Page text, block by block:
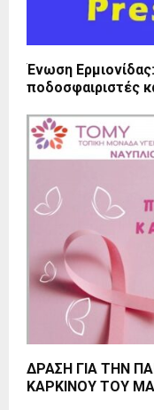
Ένωση
ποδοσφαιριστές
ΔΡΑΣΗ ΓΙΑ ΤΗΝ
ΚΑΡΚΙΝΟΥ ΤΟΥ